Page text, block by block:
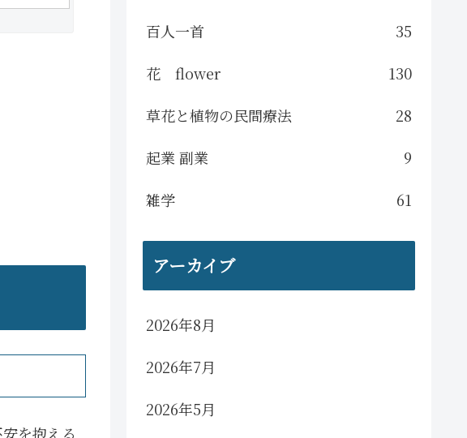
を抱える
百人一首
35
花 flower
130
草花と植物の民間療法
28
起業 副業
9
雑学
61
アーカイブ
2026年8月
2026年7月
2026年5月